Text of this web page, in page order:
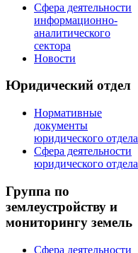
Сфера деятельности
информационно-
аналитического
сектора
Новости
Юридический отдел
Нормативные
документы
юридического отдела
Сфера деятельности
юридического отдела
Группа по
землеустройству и
мониторингу земель
Сфера деятельности